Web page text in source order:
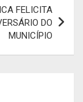
FELICITA
DO
MUNICÍPIO